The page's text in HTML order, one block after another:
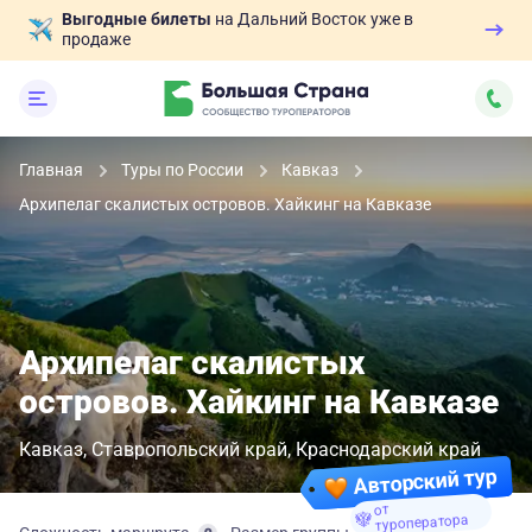
Выгодные билеты на Дальний Восток уже в
продаже
Главная Туры по России
Кавказ
Архипелаг скалистых островов. Хайкинг на Кавказе
Авторский тур
от
туроператора
Архипелаг скалистых
островов. Хайкинг на Кавказе
Кавказ Ставропольский край Краснодарский край